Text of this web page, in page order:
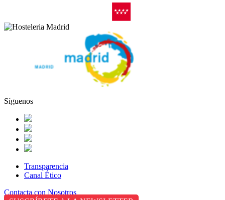
Síguenos
Transparencia
Canal Ético
Contacta con Nosotros